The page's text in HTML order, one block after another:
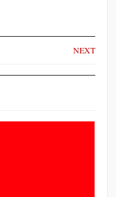
NEXT